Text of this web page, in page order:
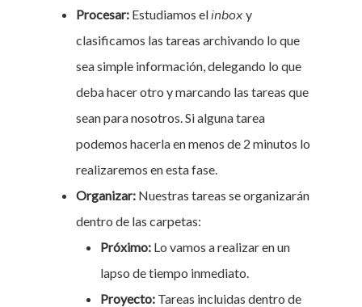
Procesar: Estudiamos elinbox y
clasificamos las tareas archivando lo que
sea simple información, delegando lo que
deba hacer otro y marcando las tareas que
sean para nosotros. Si alguna tarea
podemos hacerla en menos de 2 minutos lo
realizaremos en esta fase.
Organizar: Nuestras tareas se organizarán
dentro de las carpetas:
Próximo: Lo vamos a realizar en un
lapso de tiempo inmediato.
Proyecto: Tareas incluidas dentro de